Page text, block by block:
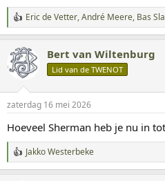
W
a
r
d
e
n
e
n
Eric de Vetter,André Meere, Bas
Bert van Wiltenburg
Lid van de TWENOT
zaterdag 16 mei 2026
Hoeveel Sherman heb je nu in
W
a
Jakko Westerbeke